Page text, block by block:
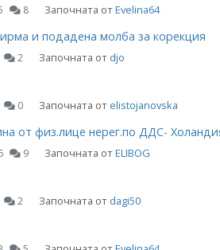
8 Започната отEvelina64
и подадена молба за корекция
2 Започната от djo
0 Започната отelistojanovska
от физ.лице нерег.по ДДС-
9 Започната отELIBOG
2 Започната от dagi50